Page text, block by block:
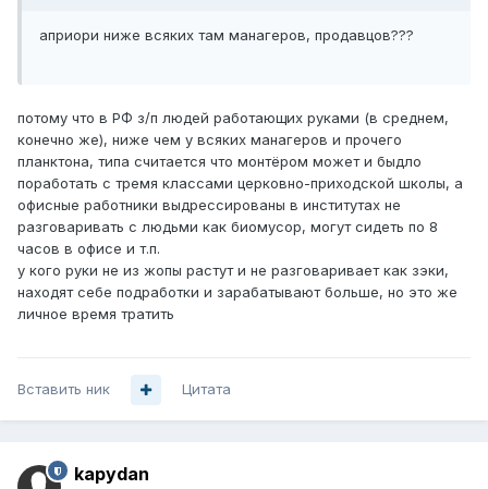
априори ниже всяких там манагеров, продавцов???
потому что в РФ з/п людей работающих руками (в среднем,
конечно же), ниже чем у всяких манагеров и прочего
планктона, типа считается что монтёром может и быдло
поработать с тремя классами церковно-приходской школы, а
офисные работники выдрессированы в институтах не
разговаривать с людьми как биомусор, могут сидеть по 8
часов в офисе и т.п.
у кого руки не из жопы растут и не разговаривает как зэки,
находят себе подработки и зарабатывают больше, но это же
личное время тратить
Вставить ник Цитата
kapydan